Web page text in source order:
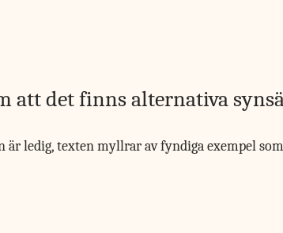
att det finns alternativa
är ledig, texten myllrar av fyndiga exempel